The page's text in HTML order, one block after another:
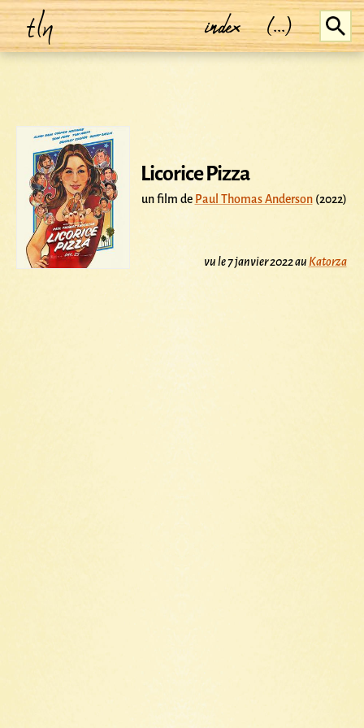
tln index (...)
Licorice Pizza
un film de Paul Thomas Anderson(2022)
vu le 7 janvier 2022 au Katorza